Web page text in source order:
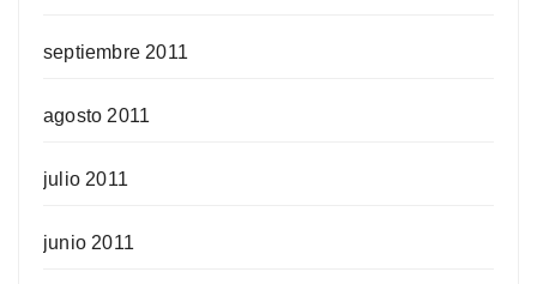
septiembre 2011
agosto 2011
julio 2011
junio 2011